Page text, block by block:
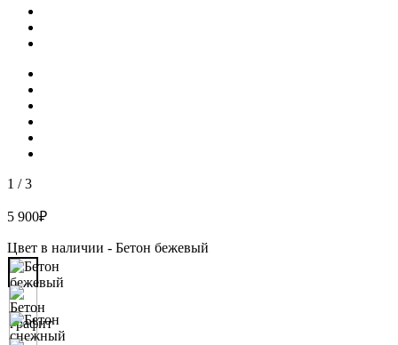
1 /3
5 900₽
Цвет в наличии - Бетон бежевый